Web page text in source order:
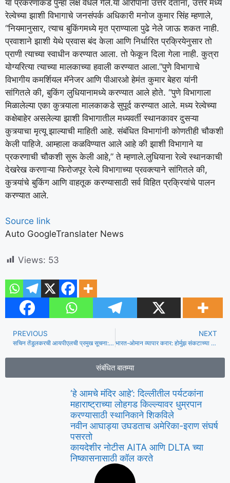
या प्रकरणाकडे पुन्हा लक्ष वेधले गेले.या आरोपांना उत्तर देताना, उत्तर मध्य
रेल्वेच्या झाशी विभागाचे जनसंपर्क अधिकारी मनोज कुमार सिंह म्हणाले,
“नियमानुसार, त्याच बुकिंगमध्ये मृत प्राण्याला पुढे नेले जाऊ शकत नाही.
प्रवाशाने झाशी येथे प्रवास बंद केला आणि निर्धारित प्रक्रियेनुसार तो
प्राणी त्याच्या स्वाधीन करण्यात आला. तो फेकून दिला गेला नाही. कुत्रा
योग्यरित्या त्याच्या मालकाच्या हवाली करण्यात आला.”पुणे विभागाचे
विभागीय कमर्शियल मॅनेजर आणि पीआरओ हेमंत कुमार बेहरा यांनी
सांगितले की, बुकिंग लुधियानामध्ये करण्यात आले होते. “पुणे विभागाला
मिळालेल्या एका कुत्र्याला मालकाकडे सुपूर्द करण्यात आले. मध्य रेल्वेच्या
कक्षेबाहेर असलेल्या झाशी विभागातील मध्यवर्ती स्थानकावर दुसऱ्या
कुत्र्याचा मृत्यू झाल्याची माहिती आहे. संबंधित विभागांनी कोणतीही चौकशी
केली पाहिजे. आम्हाला कळविण्यात आले आहे की झाशी विभागाने या
प्रकरणाची चौकशी सुरू केली आहे,” ते म्हणाले.लुधियाना रेल्वे स्थानकाची
देखरेख करणाऱ्या फिरोजपूर रेल्वे विभागाच्या प्रवक्त्याने सांगितले की,
कुत्र्यांचे बुकिंग आणि वाहतूक करण्यासाठी सर्व विहित प्रक्रियांचे पालन
करण्यात आले.
Source link
Auto GoogleTranslater News
Views: 53
PREVIOUS
सचिन तेंडुलकरची आयपीएलची प्रमुख सूचना: इम्पॅक्ट प्लेअर नियम रद्द करा, प्रत्येक गोलंदाजाला ५ ओव्हर्सची परवानगी द्या | क्रिकेट बातम्या
NEXT
भारत-ओमान व्यापार करार: होर्मुझ संकटाच्या दरम्यान सरकारने ‘प्लॅन बी’ तयार केला – ऊर्जा भविष्यासाठी हा करार महत्त्वाचा का आहे
संबंधित बातम्या
‘हे आमचे मंदिर आहे’: दिल्लीतील पर्यटकांना
महाराष्ट्राच्या लोहगड किल्ल्यावर धुम्रपान
करण्यासाठी स्थानिकाने शिकविले
नवीन आघाड्या उघडताच अमेरिका-इराण संघर्ष
पसरतो
कायदेशीर नोटीस AITA आणि DLTA च्या
निष्कासनासाठी कॉल करते